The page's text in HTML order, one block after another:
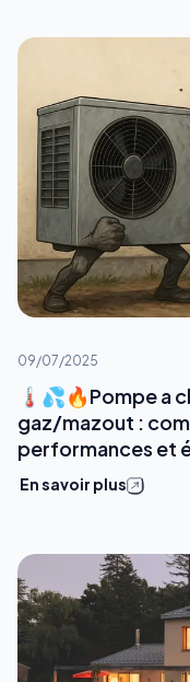
09/07/2025
🌡💦🔥Pompe a
gaz/mazout :
performances et
En savoir plus